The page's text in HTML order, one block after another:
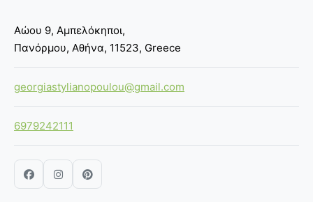
Αώου 9, Αμπελόκηποι,
Πανόρμου, Αθήνα, 11523, Greece
georgiastylianopoulou@gmail.com
6979242111